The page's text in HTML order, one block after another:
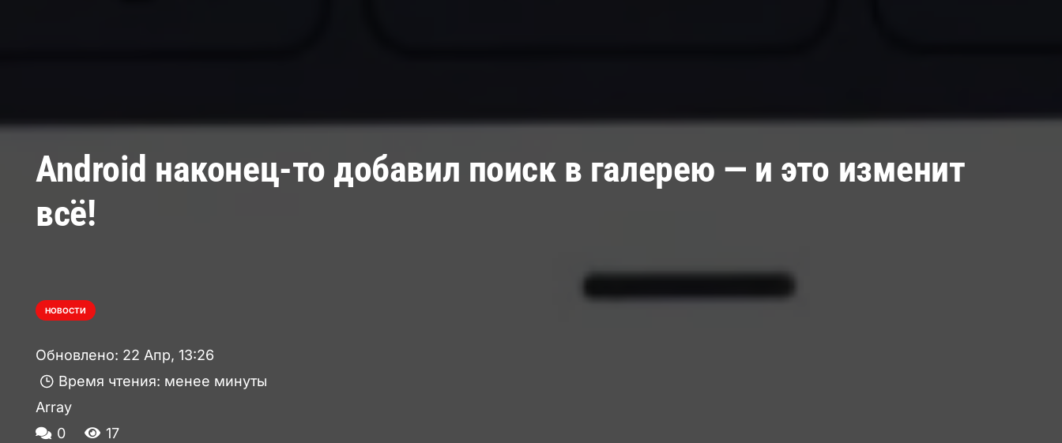
Android наконец-то добавил поиск в галерею — и это изменит
всё!
НОВОСТИ
Обновлено: 22 Апр, 13:26
Время чтения: менее минуты
Array
0
17